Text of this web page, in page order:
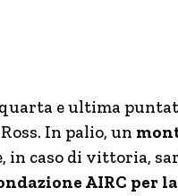
e ultima
In palio, un
in caso di vittoria,
AIRC per